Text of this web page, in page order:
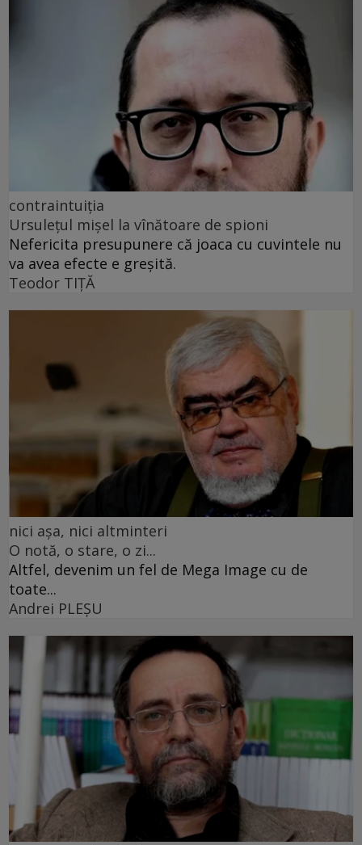
contraintuiția
Ursulețul mișel la vînătoare de spioni
Nefericita presupunere că joaca cu cuvintele nu
va avea efecte e greșită.
Teodor TIŢĂ
nici așa, nici altminteri
O notă, o stare, o zi...
Altfel, devenim un fel de Mega Image cu de
toate...
Andrei PLEŞU